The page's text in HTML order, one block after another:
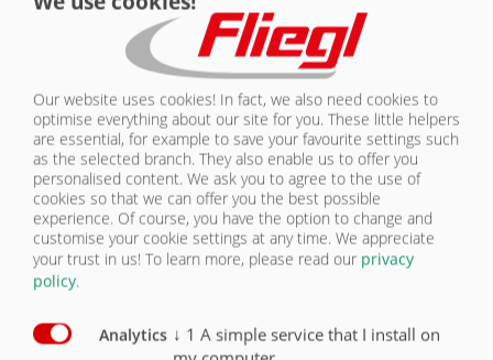
самоходным цистернам для навозной жижи благодаря своему
умному механизму складывания, независимо от размера / ширины
МУЛЬТИМЕДИА И ЗАГРУЗКИ
Gülleprospekt-RU-2025.pdf
VIDEO ANSEHEN
КАРТИННАЯ ГАЛЕРЕЯ
КРАТКИЙ ОБЗОР
Our website uses cookies! In fact, we also need cookies to
optimise everything about our site for you. These little helpers
are essential, for example to save your favourite settings such
as the selected branch. They also enable us to offer you
personalised content. We ask you to agree to the use of
cookies so that we can offer you the best possible
experience. Of course, you have the option to change and
customise your cookie settings at any time. We appreciate
your trust in us! To learn more, please read our privacy
policy.
Analytics ↓ 1 A simple service that I install on